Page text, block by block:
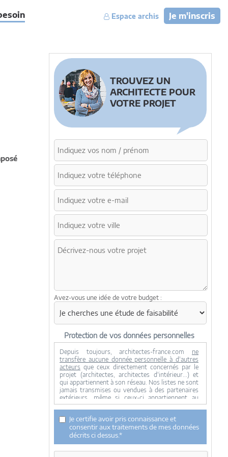
Je m'inscris
Espace archis
TROUVEZ UN
ARCHITECTE POUR
VOTRE PROJET
Avez-vous une idée de votre budget :
Protection de vos données personnelles
Depuis toujours, architectes-france.com ne
transfère aucune donnée personnelle à d'autres
acteurs que ceux directement concernés par le
projet (architectes, architectes d'intérieur...) et
qui appartiennent à son réseau. Nos listes ne sont
jamais transmises ou vendues à des partenaires
extérieurs, même si ceux-ci appartiennent au
domaine de la construction.
effectuée qu'avec votre consentement.
Je consens à ce que mes données personnelles
soient collectées pour permettre à architectes-
france de transférer votre projet aux architectes.
Seul Architectes-france, ses équipes internes et la
Je certifie avoir pris connaissance et
consentir aux traitements de mes données
décrits ci dessus.*